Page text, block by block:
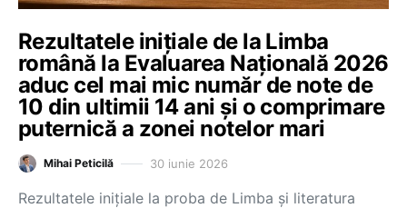
Rezultatele inițiale de la Limba
română la Evaluarea Națională 2026
aduc cel mai mic număr de note de
10 din ultimii 14 ani și o comprimare
puternică a zonei notelor mari
Mihai Peticilă 30 iunie 2026
Rezultatele inițiale la proba de Limba și literatura